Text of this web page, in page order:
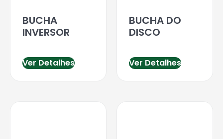
BUCHA
INVERSOR
Ver Detalhes
BUCHA DO
DISCO
Ver Detalhes